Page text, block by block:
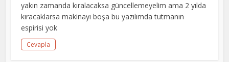
yakın zamanda kıralacaksa güncellemeyelim ama 2 yılda
kıracaklarsa makinayı boşa bu yazılımda tutmanın
espirisi yok
Cevapla